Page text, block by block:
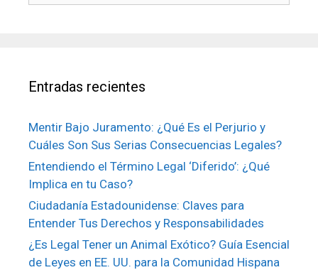
Entradas recientes
Mentir Bajo Juramento: ¿Qué Es el Perjurio y
Cuáles Son Sus Serias Consecuencias Legales?
Entendiendo el Término Legal ‘Diferido’: ¿Qué
Implica en tu Caso?
Ciudadanía Estadounidense: Claves para
Entender Tus Derechos y Responsabilidades
¿Es Legal Tener un Animal Exótico? Guía Esencial
de Leyes en EE. UU. para la Comunidad Hispana